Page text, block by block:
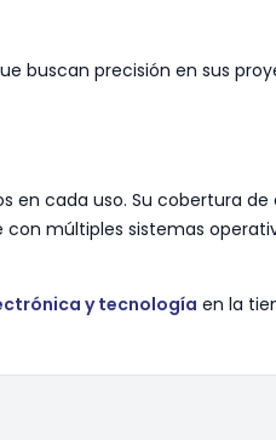
buscan precisión en sus
en cada uso. Su cobertura
múltiples sistemas
y tecnología en la